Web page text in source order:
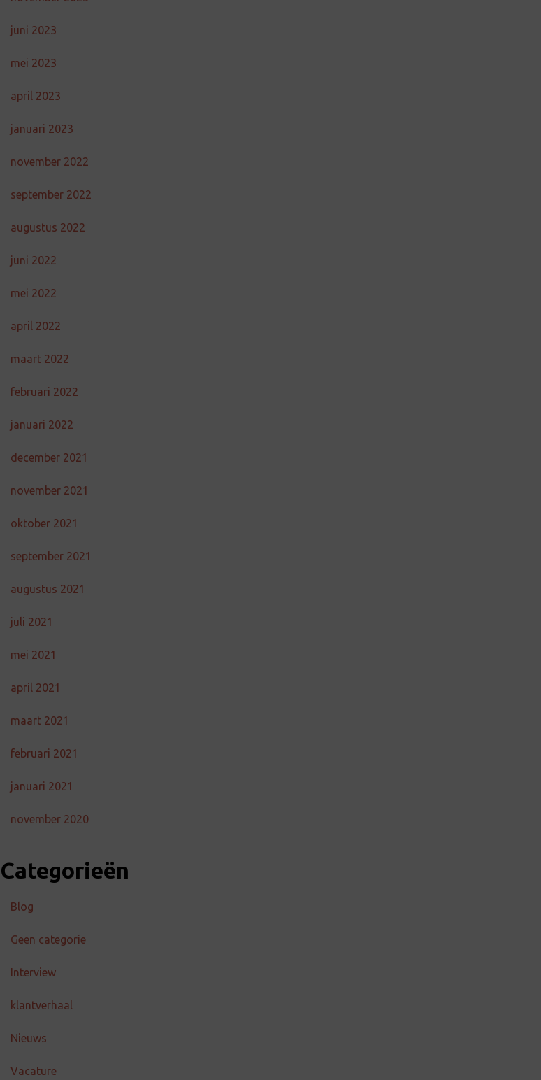
juni 2023
mei 2023
april 2023
januari 2023
november 2022
september 2022
augustus 2022
juni 2022
mei 2022
april 2022
maart 2022
februari 2022
januari 2022
december 2021
november 2021
oktober 2021
september 2021
augustus 2021
juli 2021
mei 2021
april 2021
maart 2021
februari 2021
januari 2021
november 2020
Categorieën
Blog
Geen categorie
Interview
klantverhaal
Nieuws
Vacature